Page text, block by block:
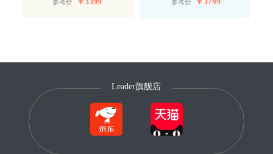
参考价 参考价
Leader旗舰店